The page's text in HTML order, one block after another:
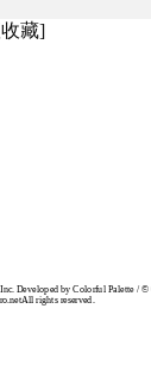
藏]
Developed by Colorful Palette / ©
rights reserved.